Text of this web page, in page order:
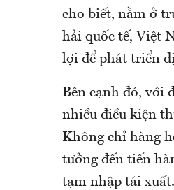
cho biết, nằm ở
hải quốc tế, Việt
lợi để phát triển
Bên cạnh đó, với
nhiều điều kiện
Không chỉ hàng
tưởng đến tiến
tạm nhập tái xuất.